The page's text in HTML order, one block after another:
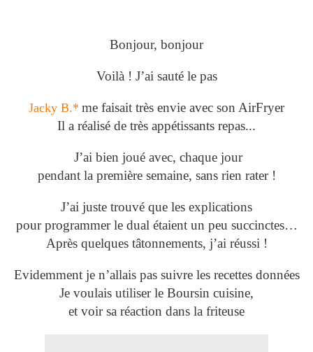
Bonjour, bonjour
Voilà ! J’ai sauté le pas
Jacky B.* me faisait très envie avec son AirFryer
Il a réalisé de très appétissants repas...
J’ai bien joué avec, chaque jour
pendant la première semaine, sans rien rater !
J’ai juste trouvé que les explications
pour programmer le dual étaient un peu succinctes…
Après quelques tâtonnements, j’ai réussi !
Evidemment je n’allais pas suivre les recettes données
Je voulais utiliser le Boursin cuisine,
et voir sa réaction dans la friteuse